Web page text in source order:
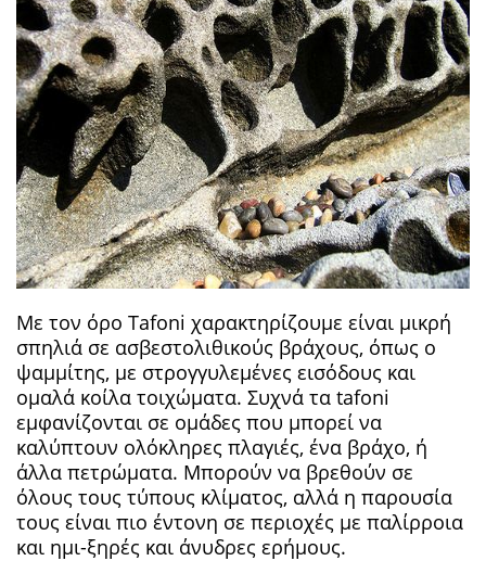
Με τον όρο Tafoni χαρακτηρίζουμε είναι μικρή
σπηλιά σε ασβεστολιθικούς βράχους, όπως ο
ψαμμίτης, με στρογγυλεμένες εισόδους και
ομαλά κοίλα τοιχώματα. Συχνά τα tafoni
εμφανίζονται σε ομάδες που μπορεί να
καλύπτουν ολόκληρες πλαγιές, ένα βράχο, ή
άλλα πετρώματα. Μπορούν να βρεθούν σε
όλους τους τύπους κλίματος, αλλά η παρουσία
τους είναι πιο έντονη σε περιοχές με παλίρροια
και ημι-ξηρές και άνυδρες ερήμους.